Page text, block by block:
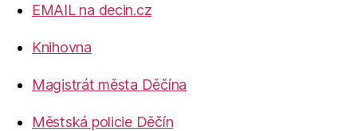
EMAIL na decin.cz
Knihovna
Magistrát města Děčína
Městská policie Děčín